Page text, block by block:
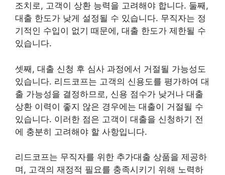
조치로, 고객이 상환 능력을 고려해야 합니다. 둘째,
대출 한도가 낮게 설정될 수 있습니다. 무직자는 정
기적인 수입이 없기 때문에, 대출 한도가 제한될 수
있습니다.
셋째, 대출 신청 후 심사 과정에서 거절될 가능성도
있습니다. 리드코프는 고객의 신용도를 평가하여 대
출 가능성을 결정하므로, 신용 점수가 낮거나 대출
상환 이력이 좋지 않은 경우에는 대출이 거절될 수
있습니다. 이러한 점은 고객이 대출을 신청하기 전
에 충분히 고려해야 할 사항입니다.
리드코프는 무직자를 위한 추가대출 상품을 제공하
며, 고객의 재정적 필요를 충족시키기 위해 노력하